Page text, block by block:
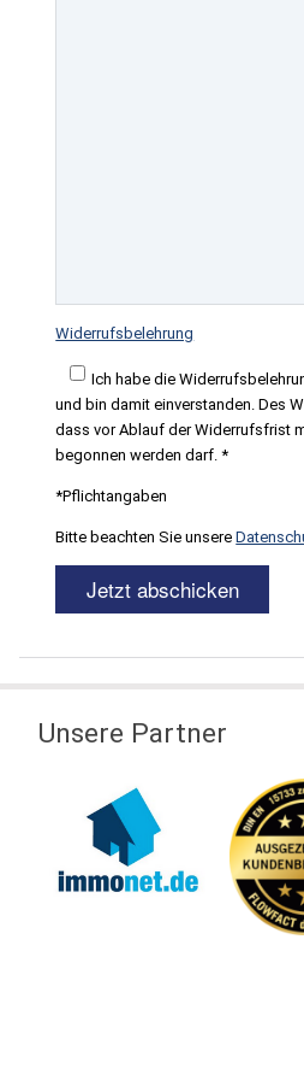
Widerrufsbelehrung
Ich habe die
und bin damit einverstanden. Des
dass vor Ablauf der Widerrufsfrist
begonnen werden darf. *
*Pflichtangaben
Bitte beachten Sie unsere
Unsere Partner